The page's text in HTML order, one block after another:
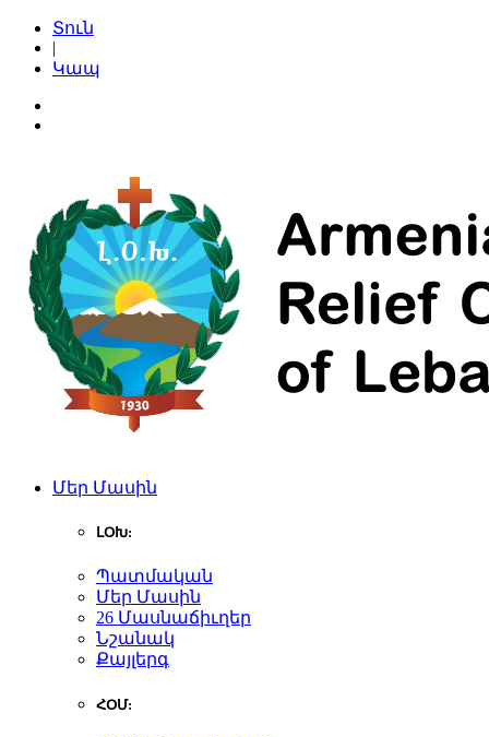
Տուն
|
Կապ
Մեր Մասին
ԼՕԽ:
Պատմական
Մեր Մասին
26 Մասնաճիւղեր
Նշանակ
Քայլերգ
ՀՕՄ: